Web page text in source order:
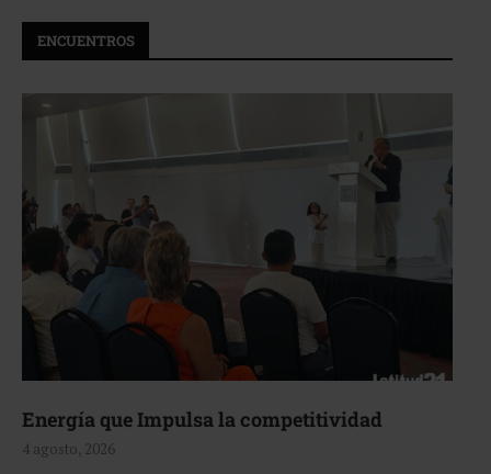
ENCUENTROS
Energía que Impulsa la competitividad
4 agosto, 2026